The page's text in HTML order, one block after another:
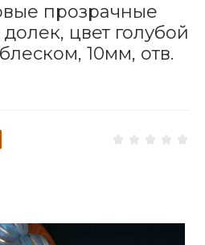
прозрачные
цвет голубой
10мм, отв.